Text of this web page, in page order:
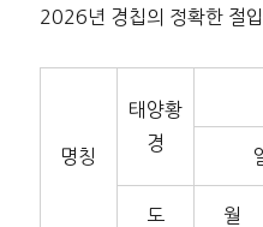
2026년 경칩의 정확한 절
명칭
태양황
경
도 월